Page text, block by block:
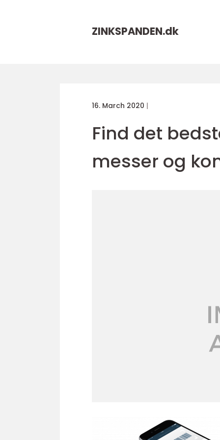
ZINKSPANDEN.dk
16. March 2020
Find det
messer og